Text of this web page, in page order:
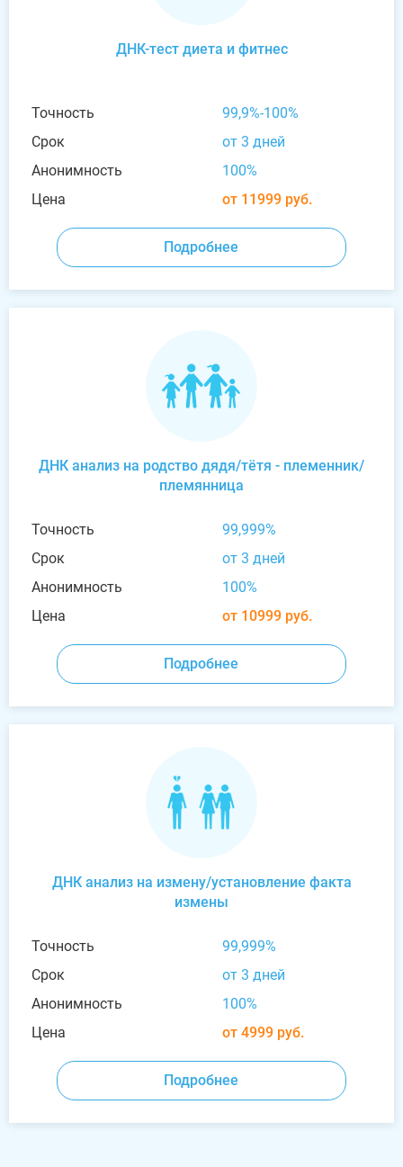
ДНК-тест диета и фитнес
Точность
99,9%-100%
Срок
от 3 дней
Анонимность
100%
Цена
от 11999 руб.
Подробнее
ДНК анализ на родство дядя/тётя - племенник/
племянница
Точность
99,999%
Срок
от 3 дней
Анонимность
100%
Цена
от 10999 руб.
Подробнее
ДНК анализ на измену/установление факта
измены
Точность
99,999%
Срок
от 3 дней
Анонимность
100%
Цена
от 4999 руб.
Подробнее